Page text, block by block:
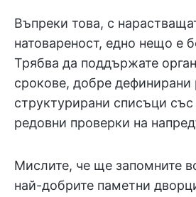
Въпреки това, с
натовареност, едно нещо е
Трябва да поддържате
срокове, добре дефинирани
структурирани списъци със
редовни проверки на
Мислите, че ще запомните
най-добрите паметни